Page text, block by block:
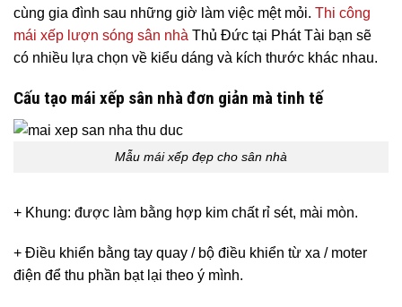
cùng gia đình sau những giờ làm việc mệt mỏi. Thi công
mái xếp lượn sóng sân nhà Thủ Đức tại Phát Tài bạn sẽ
có nhiều lựa chọn về kiểu dáng và kích thước khác nhau.
Cấu tạo mái xếp sân nhà đơn giản mà tinh tế
Mẫu mái xếp đẹp cho sân nhà
+ Khung: được làm bằng hợp kim chất rỉ sét, mài mòn.
+ Điều khiển bằng tay quay / bộ điều khiển từ xa / moter
điện để thu phần bạt lại theo ý mình.